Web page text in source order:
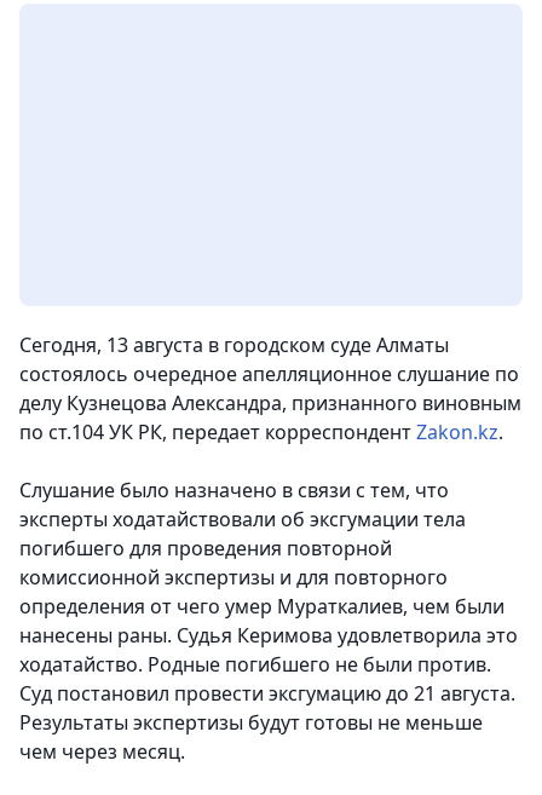
Сегодня, 13 августа в городском суде Алматы
состоялось очередное апелляционное слушание по
делу Кузнецова Александра, признанного виновным
по ст.104 УК РК, передает корреспондентZakon.kz.
Слушание было назначено в связи с тем, что
эксперты ходатайствовали об эксгумации тела
погибшего для проведения повторной
комиссионной экспертизы и для повторного
определения от чего умер Мураткалиев, чем были
нанесены раны. Судья Керимова удовлетворила это
ходатайство. Родные погибшего не были против.
Суд постановил провести эксгумацию до 21 августа.
Результаты экспертизы будут готовы не меньше
чем через месяц.